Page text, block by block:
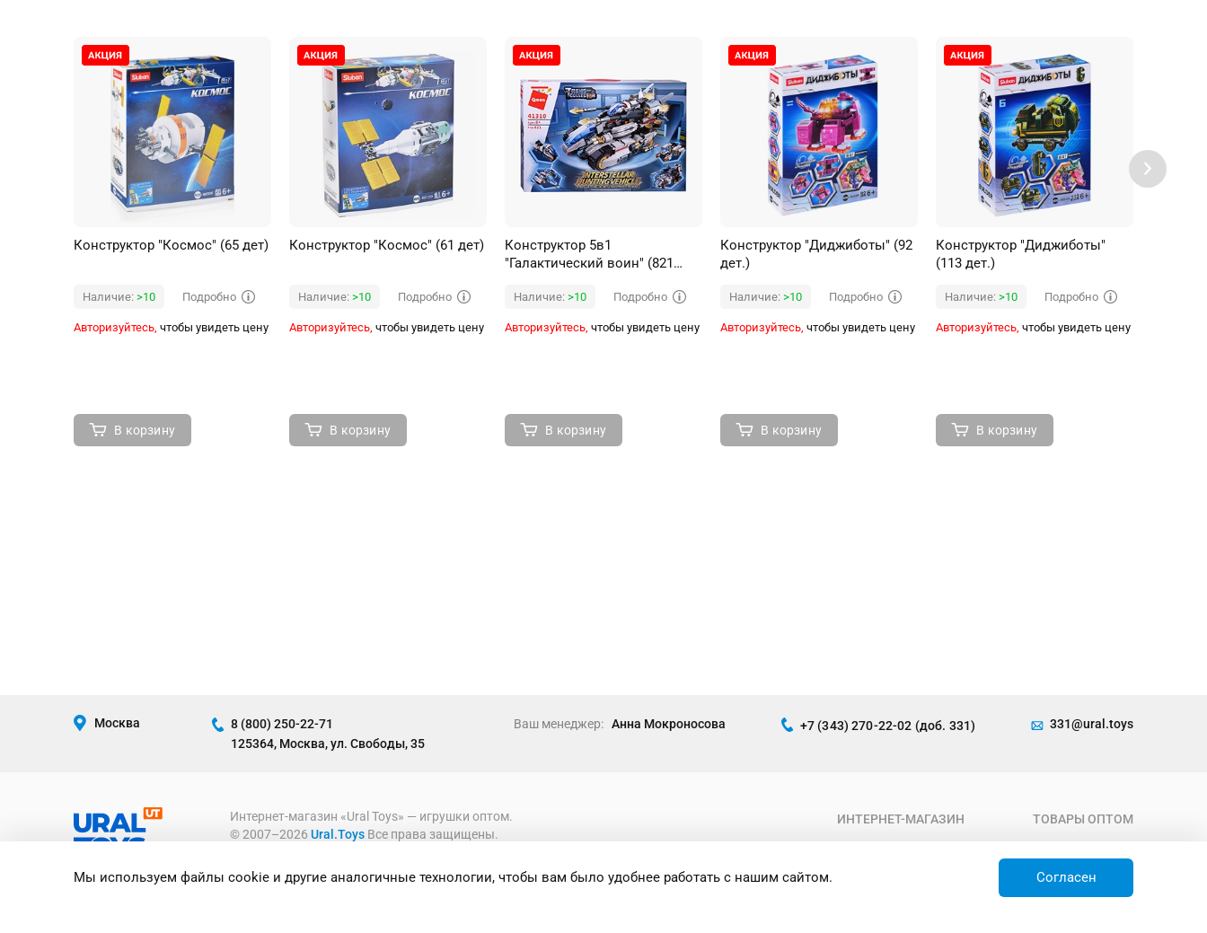
Конструктор "Космос" (65 дет)
Наличие: >10 Подробно
Авторизуйтесь, чтобы увидеть цену
В корзину
Конструктор "Космос" (61 дет)
Наличие: >10 Подробно
Авторизуйтесь, чтобы увидеть цену
В корзину
Конструктор 5в1
"Галактический воин" (821
Наличие: >10 Подробно
Авторизуйтесь, чтобы увидеть цену
В корзину
Конструктор "Диджиботы" (92
дет.)
Наличие: >10 Подробно
Авторизуйтесь, чтобы увидеть цену
В корзину
Конструктор "Диджиботы"
(113 дет.)
Наличие: >10 Подробно
Авторизуйтесь, чтобы увидеть цену
В корзину
Москва
8 (800) 250-22-71
125364, Москва, ул. Свободы, 35
Ваш менеджер: Анна Мокроносова +7 (343) 270-22-02 (доб. 331) 331@ural.toys
Интернет-магазин «Ural Toys» ― игрушки оптом.
© 2007–2026 Ural.Toys Все права защищены.
Предоставленная на сайте информация носит исключительно
ИНТЕРНЕТ-МАГАЗИН
ТОВАРЫ ОПТОМ
Новинки
Товары недели
Мы используем файлы cookie и другие аналогичные технологии, чтобы вам было удобнее работать с нашим сайтом. Согласен